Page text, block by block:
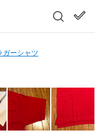
ガーシャツ